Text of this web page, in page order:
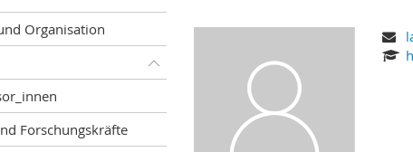
Organisation
Forschungskräfte